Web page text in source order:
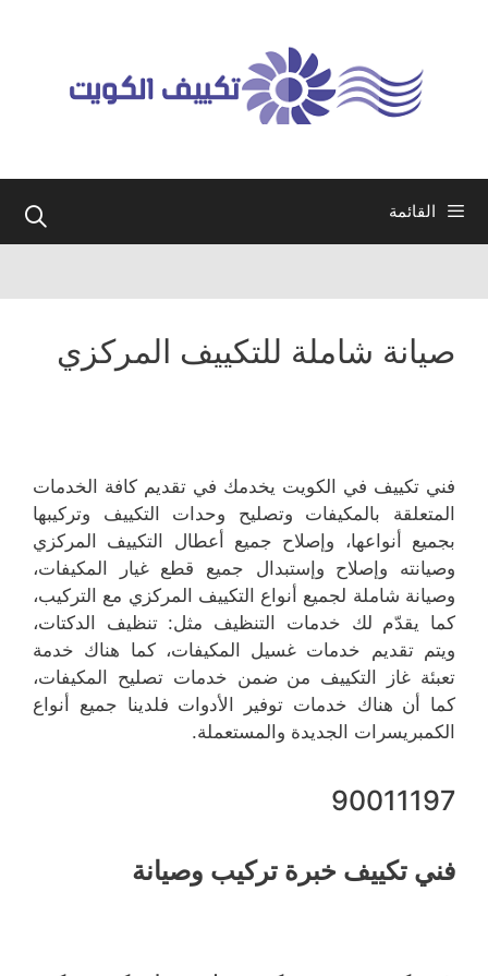
القائمة
صيانة شاملة للتكييف المركزي
فني تكييف في الكويت يخدمك في تقديم كافة الخدمات
المتعلقة بالمكيفات وتصليح وحدات التكييف وتركيبها
بجميع أنواعها، وإصلاح جميع أعطال التكييف المركزي
وصيانته وإصلاح وإستبدال جميع قطع غيار المكيفات،
وصيانة شاملة لجميع أنواع التكييف المركزي مع التركيب،
كما يقدّم لك خدمات التنظيف مثل: تنظيف الدكتات،
ويتم تقديم خدمات غسيل المكيفات، كما هناك خدمة
تعبئة غاز التكييف من ضمن خدمات تصليح المكيفات،
كما أن هناك خدمات توفير الأدوات فلدينا جميع أنواع
الكمبريسرات الجديدة والمستعملة.
90011197
فني تكييف خبرة تركيب وصيانة